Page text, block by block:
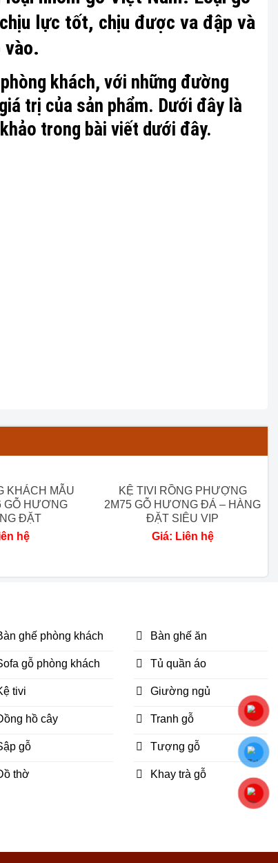
lực tốt, chịu được va đập và
vào.
khách, với những đường
trị của sản phẩm. Dưới đây là
trong bài viết dưới đây.
hàng.
KHÁCH MẪU
GỖ HƯƠNG
ĐẶT
hệ
KỆ TIVI RỒNG PHƯỢNG
2M75 GỖ HƯƠNG ĐÁ – HÀNG
ĐẶT SIÊU VIP
Giá: Liên hệ
ghế phòng khách
gỗ phòng khách
tivi
hồ cây
gỗ
thờ
Bàn ghế ăn
Tủ quần áo
Giường ngủ
Tranh gỗ
Tượng gỗ
Khay trà gỗ